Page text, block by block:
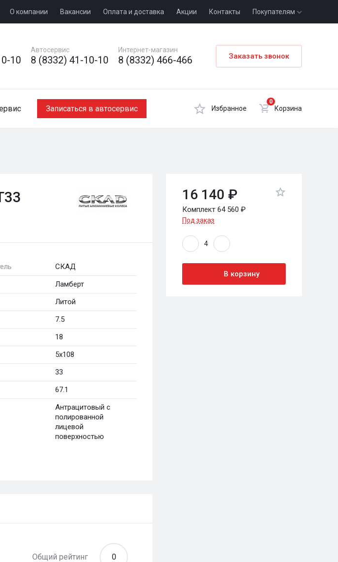
О компании Вакансии Оплата и доставка Акции Контакты Покупателям
10
Автосервис
8 (8332) 41-10-10
Интернет-магазин
8 (8332) 466-466 Заказать звонок
Записаться в автосервис Избранное
0
Корзина
СКАД
Ламберт
Литой
7.5
18
5x108
33
67.1
Антрацитовый с
полированной
лицевой
поверхностью
Общий рейтинг 0
16 140 ₽
Комплект 64 560 ₽
Под заказ
В корзину